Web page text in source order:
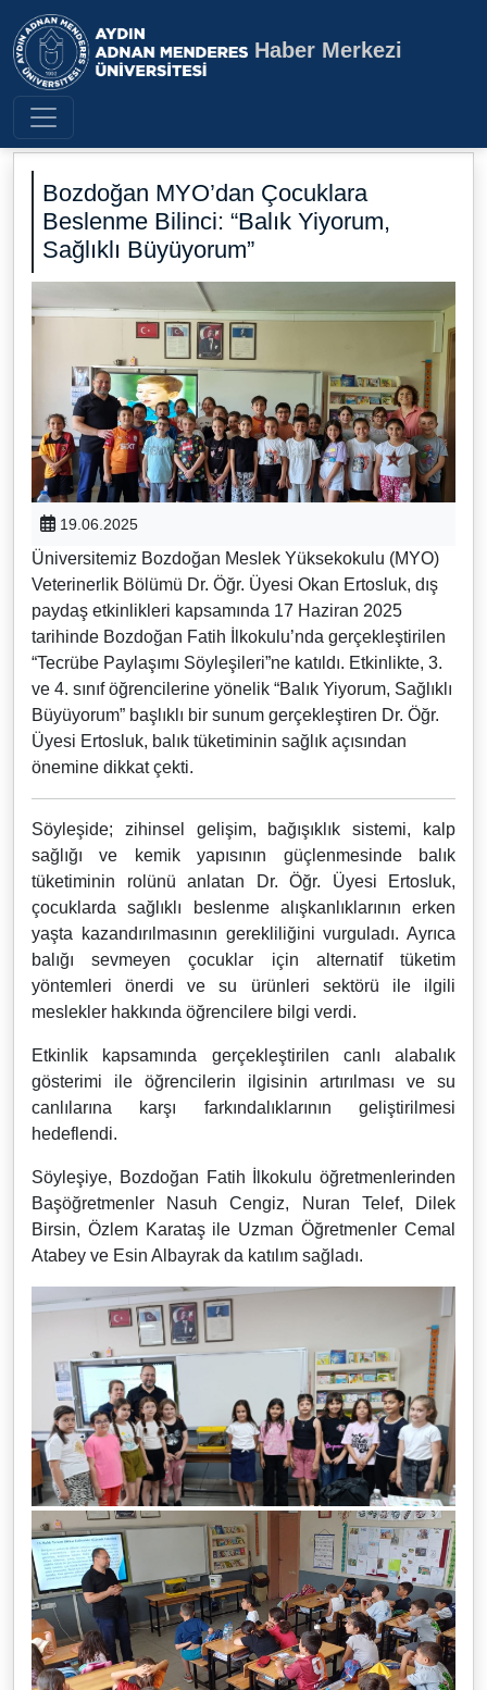
Aydın Adnan Menderes
Haber Merkezi
Bozdoğan MYO’dan Çocuklara
Beslenme Bilinci: “Balık Yiyorum,
Sağlıklı Büyüyorum”
19.06.2025
Üniversitemiz Bozdoğan Meslek Yüksekokulu (MYO)
Veterinerlik Bölümü Dr. Öğr. Üyesi Okan Ertosluk, dış
paydaş etkinlikleri kapsamında 17 Haziran 2025
tarihinde Bozdoğan Fatih İlkokulu’nda gerçekleştirilen
“Tecrübe Paylaşımı Söyleşileri”ne katıldı. Etkinlikte, 3.
ve 4. sınıf öğrencilerine yönelik “Balık Yiyorum, Sağlıklı
Büyüyorum” başlıklı bir sunum gerçekleştiren Dr. Öğr.
Üyesi Ertosluk, balık tüketiminin sağlık açısından
önemine dikkat çekti.
Söyleşide; zihinsel gelişim, bağışıklık sistemi, kalp
sağlığı ve kemik yapısının güçlenmesinde balık
tüketiminin rolünü anlatan Dr. Öğr. Üyesi Ertosluk,
çocuklarda sağlıklı beslenme alışkanlıklarının erken
yaşta kazandırılmasının gerekliliğini vurguladı. Ayrıca
balığı sevmeyen çocuklar için alternatif tüketim
yöntemleri önerdi ve su ürünleri sektörü ile ilgili
meslekler hakkında öğrencilere bilgi verdi.
Etkinlik kapsamında gerçekleştirilen canlı alabalık
gösterimi ile öğrencilerin ilgisinin artırılması ve su
canlılarına karşı farkındalıklarının geliştirilmesi
hedeflendi.
Söyleşiye, Bozdoğan Fatih İlkokulu öğretmenlerinden
Başöğretmenler Nasuh Cengiz, Nuran Telef, Dilek
Birsin, Özlem Karataş ile Uzman Öğretmenler Cemal
Atabey ve Esin Albayrak da katılım sağladı.